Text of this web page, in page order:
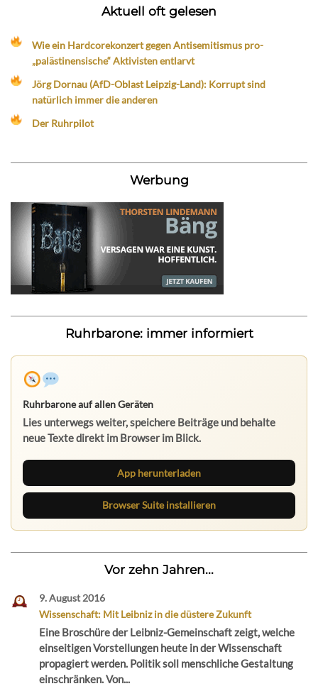
Aktuell oft gelesen
Wie ein Hardcorekonzert gegen Antisemitismus pro-
„palästinensische“ Aktivisten entlarvt
Jörg Dornau (AfD-Oblast Leipzig-Land): Korrupt sind
natürlich immer die anderen
Der Ruhrpilot
Werbung
Ruhrbarone: immer informiert
Ruhrbarone auf allen Geräten
Lies unterwegs weiter, speichere Beiträge und behalte
neue Texte direkt im Browser im Blick.
App herunterladen
Browser Suite installieren
Vor zehn Jahren...
9. August 2016
Wissenschaft: Mit Leibniz in die düstere Zukunft
Eine Broschüre der Leibniz-Gemeinschaft zeigt, welche
einseitigen Vorstellungen heute in der Wissenschaft
propagiert werden. Politik soll menschliche Gestaltung
einschränken. Von...